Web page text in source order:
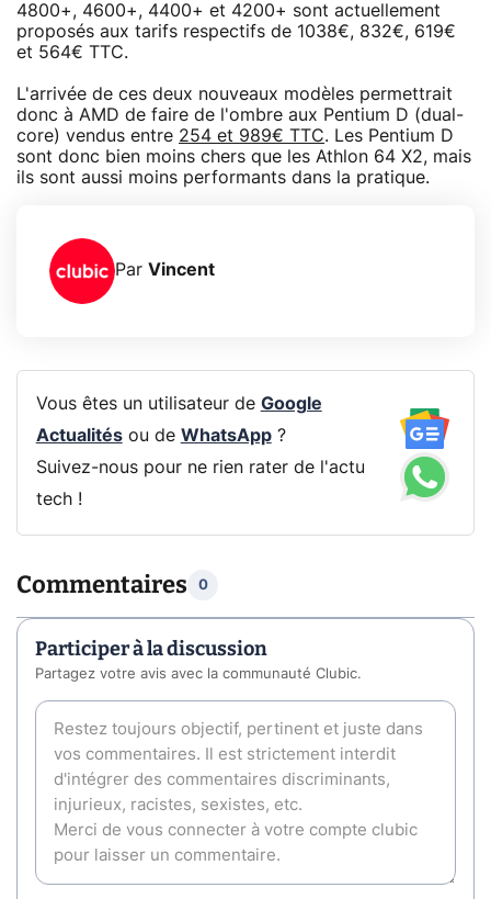
4800+, 4600+, 4400+ et 4200+ sont actuellement
proposés aux tarifs respectifs de 1038€, 832€, 619€
et 564€ TTC.
L'arrivée de ces deux nouveaux modèles permettrait
donc à AMD de faire de l'ombre aux Pentium D (dual-
core) vendus entre 254 et 989€ TTC. Les Pentium D
sont donc bien moins chers que les Athlon 64 X2, mais
ils sont aussi moins performants dans la pratique.
Par Vincent
Vous êtes un utilisateur de Google
Actualitésou de WhatsApp?
Suivez-nous pour ne rien rater de l'actu
tech !
Commentaires 0
Participer à la discussion
Partagez votre avis avec la communauté Clubic.